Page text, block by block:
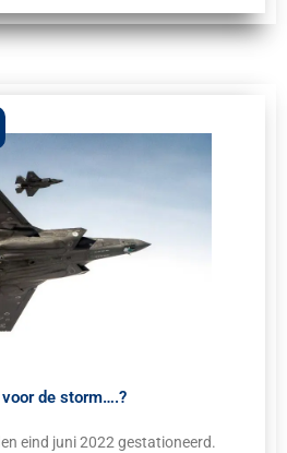
de storm….?
eind juni 2022 gestationeerd.